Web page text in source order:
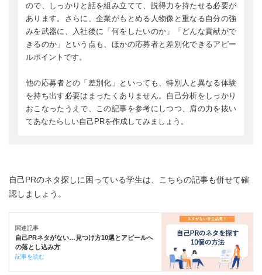
ので、しっかりと話を組み立てて、説得力を持たせる必要が
あります。さらに、企業がもとめる人物像と重なる自分の強
みを武器に、入社後に「何をしたいのか」「どんな貢献がで
きるのか」という点も、ほかの応募者と差別化できるアピー
ルポイントです。
他の応募者との「差別化」といっても、特別人と異なる体験
を持ち出す必要はまったくありません。自己分析をしっかり
おこなったうえで、この記事を参考にしつつ、肩の力を抜い
てあなたらしい自己PRを作成してみましょう。
自己PRのネタ探しに困っている学生は、こちらの記事も併せて確
認しましょう。
関連記事
自己PRネタがない…見つけ方10選とアピールへ
の落とし込み方
記事を読む